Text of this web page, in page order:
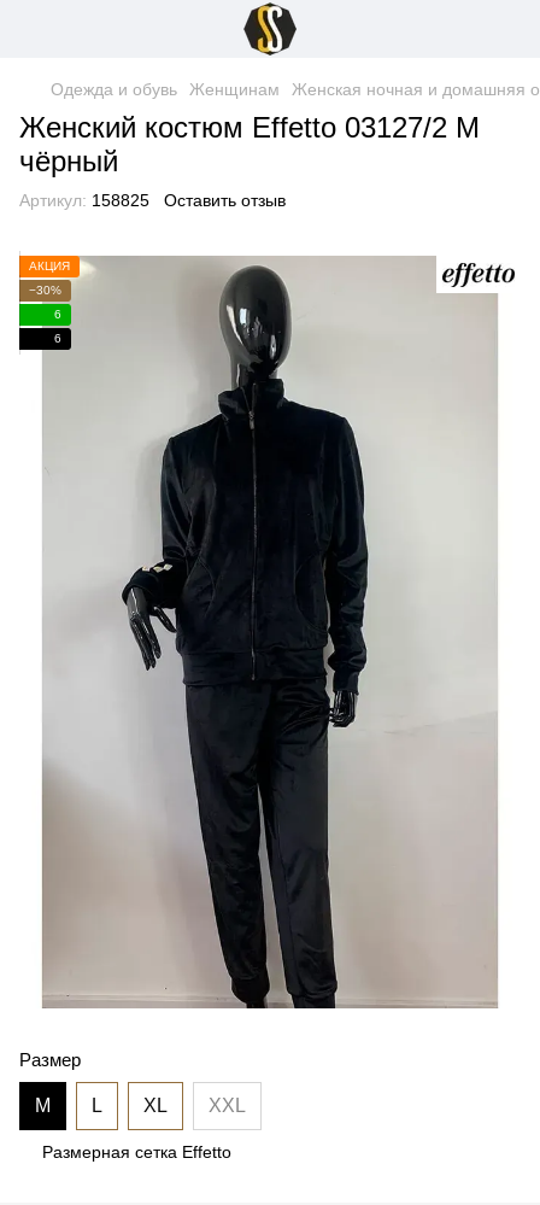
Одежда и обувь Женщинам Женская ночная и домашняя
Женский костюм Effetto 03127/2 M
чёрный
Артикул: 158825 Оставить отзыв
АКЦИЯ
−30%
6
6
Размер
M L XL XXL
Размерная сетка Effetto